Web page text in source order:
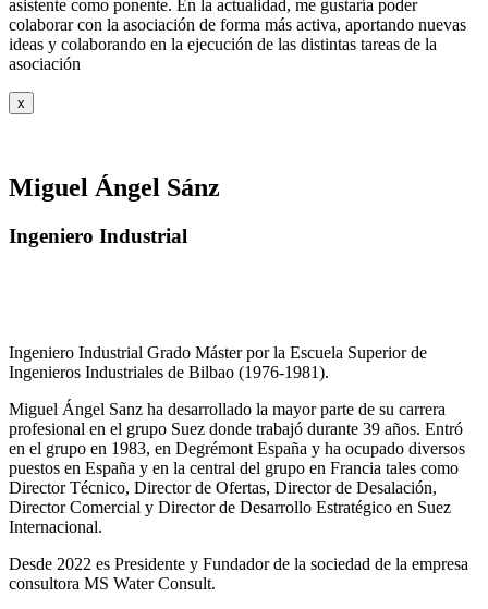
asistente como ponente. En la actualidad, me gustaría poder
colaborar con la asociación de forma más activa, aportando nuevas
ideas y colaborando en la ejecución de las distintas tareas de la
asociación
x
Miguel Ángel Sánz
Ingeniero Industrial
Ingeniero Industrial Grado Máster por la Escuela Superior de
Ingenieros Industriales de Bilbao (1976-1981).
Miguel Ángel Sanz ha desarrollado la mayor parte de su carrera
profesional en el grupo Suez donde trabajó durante 39 años. Entró
en el grupo en 1983, en Degrémont España y ha ocupado diversos
puestos en España y en la central del grupo en Francia tales como
Director Técnico, Director de Ofertas, Director de Desalación,
Director Comercial y Director de Desarrollo Estratégico en Suez
Internacional.
Desde 2022 es Presidente y Fundador de la sociedad de la empresa
consultora MS Water Consult.